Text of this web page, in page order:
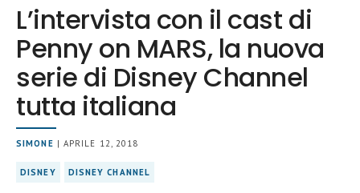
L’intervista con il cast di
Penny on MARS, la nuova
serie di Disney Channel
tutta italiana
SIMONE | APRILE 12, 2018
DISNEY DISNEY CHANNEL